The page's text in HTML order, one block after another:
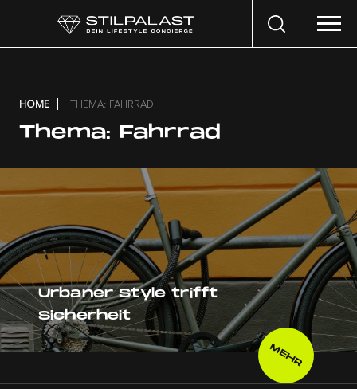
Search
HOME THEMA: FAHRRAD
Thema: Fahrrad
Urbaner Style trifft
Sicherheit
MEHR